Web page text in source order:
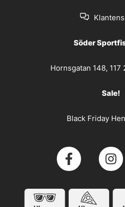
Söder
Hornsgatan 148, 117
Sale!
Black Friday